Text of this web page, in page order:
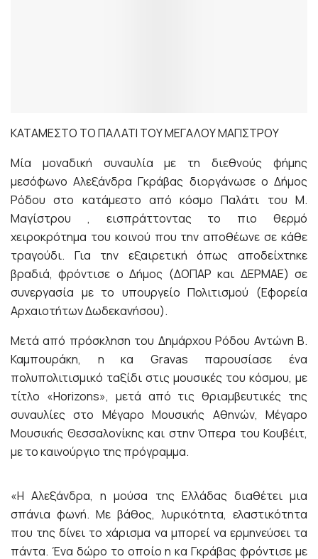
ΚΑΤΑΜΕΣΤΟ ΤΟ ΠΑΛΑΤΙ ΤΟΥ ΜΕΓΑΛΟΥ ΜΑΓΙΣΤΡΟΥ
Μία μοναδική συναυλία με τη διεθνούς φήμης
μεσόφωνο Αλεξάνδρα Γκράβας διοργάνωσε ο Δήμος
Ρόδου στο κατάμεστο από κόσμο Παλάτι του Μ.
Μαγίστρου , εισπράττοντας το πιο θερμό
χειροκρότημα του κοινού που την αποθέωνε σε κάθε
τραγούδι. Για την εξαιρετική όπως αποδείχτηκε
βραδιά, φρόντισε ο Δήμος (ΔΟΠΑΡ και ΔΕΡΜΑΕ) σε
συνεργασία με το υπουργείο Πολιτισμού (Εφορεία
Αρχαιοτήτων Δωδεκανήσου).
Μετά από πρόσκληση του Δημάρχου Ρόδου Αντώνη Β.
Καμπουράκη, η κα Gravas παρουσίασε ένα
πολυπολιτισμικό ταξίδι στις μουσικές του κόσμου, με
τίτλο «Horizons», μετά από τις θριαμβευτικές της
συναυλίες στο Μέγαρο Μουσικής Αθηνών, Μέγαρο
Μουσικής Θεσσαλονίκης και στην Όπερα του Κουβέιτ,
με το καινούργιο της πρόγραμμα.
«Η Αλεξάνδρα, η μούσα της Ελλάδας διαθέτει μια
σπάνια φωνή. Με βάθος, λυρικότητα, ελαστικότητα
που της δίνει το χάρισμα να μπορεί να ερμηνεύσει τα
πάντα. Ένα δώρο το οποίο η κα Γκράβας φρόντισε με